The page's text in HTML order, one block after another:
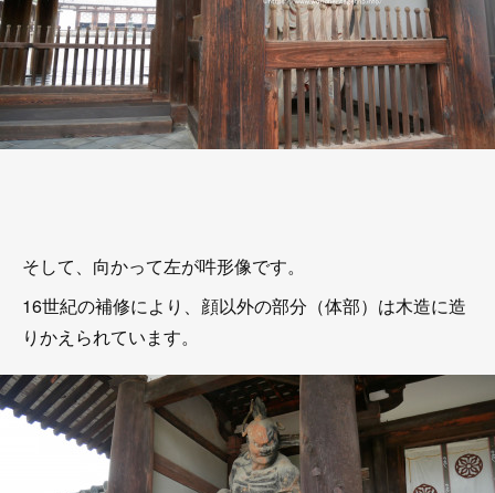
そして、向かって左が吽形像です。
16世紀の補修により、顔以外の部分（体部）は木造に造
りかえられています。